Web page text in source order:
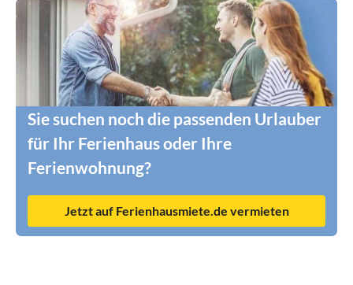
Sie suchen noch die passenden Urlauber
für Ihr Ferienhaus oder Ihre
Ferienwohnung?
Jetzt auf Ferienhausmiete.de vermieten